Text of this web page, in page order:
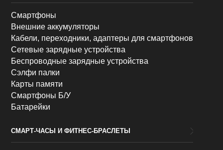
Смартфоны
Внешние аккумуляторы
Кабели, переходники, адаптеры для смартфонов
Сетевые зарядные устройства
Беспроводные зарядные устройства
Сэлфи палки
Карты памяти
Смартфоны Б/У
Батарейки
СМАРТ-ЧАСЫ И ФИТНЕС-БРАСЛЕТЫ